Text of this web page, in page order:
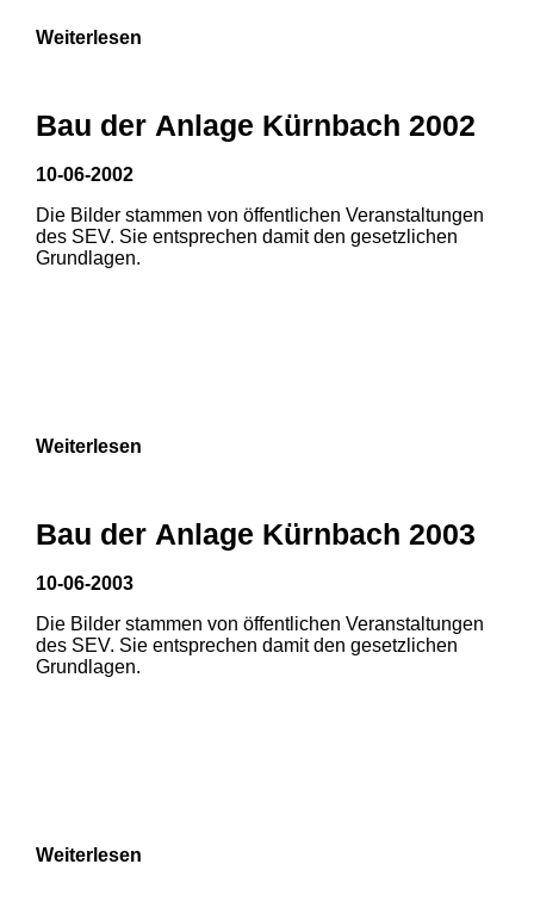
3
Weiterlesen
Bau der Anlage Kürnbach 2002
10-06-2002
Die Bilder stammen von öffentlichen Veranstaltungen
des SEV. Sie entsprechen damit den gesetzlichen
Grundlagen.
Weiterlesen
Bau der Anlage Kürnbach 2003
10-06-2003
Die Bilder stammen von öffentlichen Veranstaltungen
des SEV. Sie entsprechen damit den gesetzlichen
Grundlagen.
Weiterlesen